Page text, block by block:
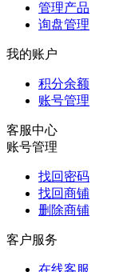
管理产品
询盘管理
我的账户
积分余额
账号管理
客服中心
账号管理
找回密码
找回商铺
删除商铺
客户服务
在线客服